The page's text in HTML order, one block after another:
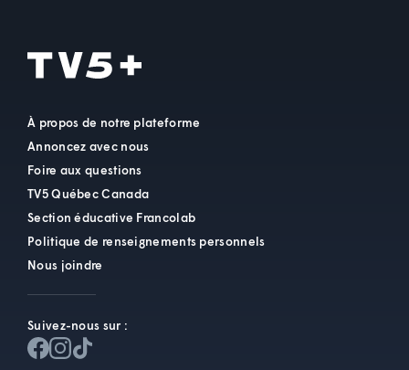
À propos de notre plateforme
Annoncez avec nous
Foire aux questions
TV5 Québec Canada
Section éducative Francolab
Politique de renseignements personnels
Nous joindre
Suivez-nous sur :